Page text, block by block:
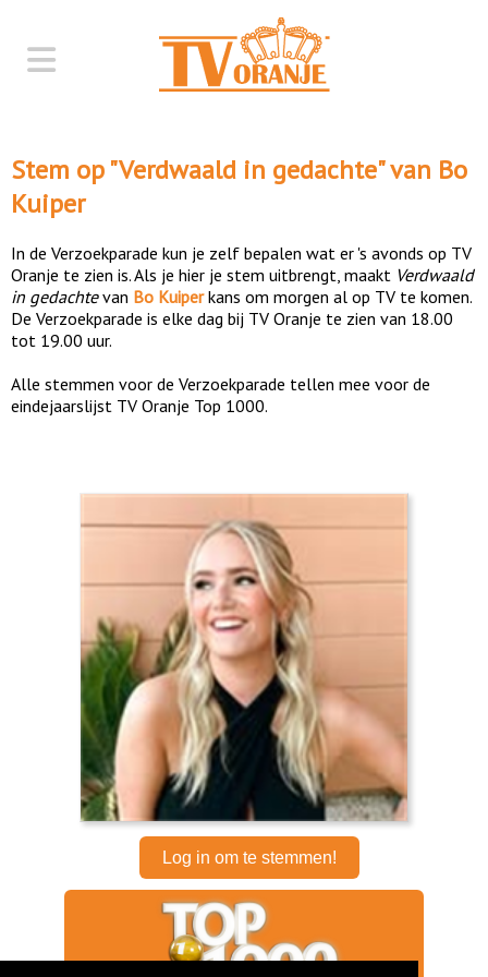
Stem op "Verdwaald in gedachte" van Bo
Kuiper
In de Verzoekparade kun je zelf bepalen wat er 's avonds op TV
Oranje te zien is. Als je hier je stem uitbrengt, maakt Verdwaald
in gedachtevan Bo Kuiperkans om morgen al op TV te komen.
De Verzoekparade is elke dag bij TV Oranje te zien van 18.00
tot 19.00 uur.
Alle stemmen voor de Verzoekparade tellen mee voor de
eindejaarslijst TV Oranje Top 1000.
Log in om te stemmen!